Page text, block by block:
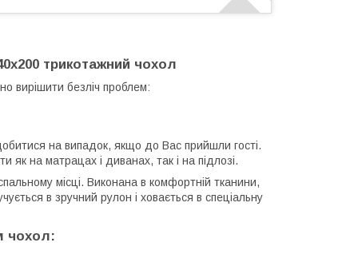
трикотажний чохол
вирішити безліч проблем:
на випадок, якщо до Вас прийшли гості.
на матрацах і диванах, так і на підлозі.
місці. Виконана в комфортній тканини,
в зручний рулон і ховається в спеціальну
чохол: